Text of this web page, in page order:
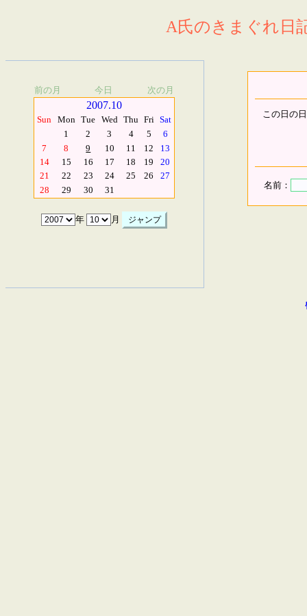
A氏のきまぐれ日
前の月 今日 次の月
2007.10
Sun Mon Tue Wed Thu Fri Sat
1
2 3 4 5
6
7
8 9 10 11 12
13
14
15 16 17 18 19
20
21
22 23 24 25 26
27
28
29 30 31
年 月
この日の
名前：